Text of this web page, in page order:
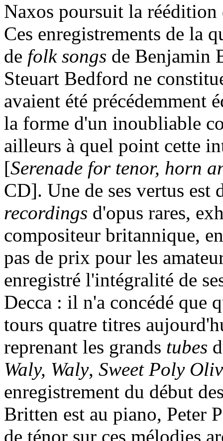
Naxos poursuit la
Ces enregistrements de la
de folk songs de Benjamin
Steuart Bedford ne
avaient été précédemment
la forme d'un inoubliable
ailleurs à quel point cette
[Serenade for tenor, horn
CD]. Une de ses vertus est
recordings d'opus rares,
compositeur britannique,
pas de prix pour les
enregistré l'intégralité de
Decca : il n'a concédé que
tours quatre titres
reprenant les grands tubes
Waly, Waly, Sweet Poly
enregistrement du début
Britten est au piano, Peter
de ténor sur ces mélodies